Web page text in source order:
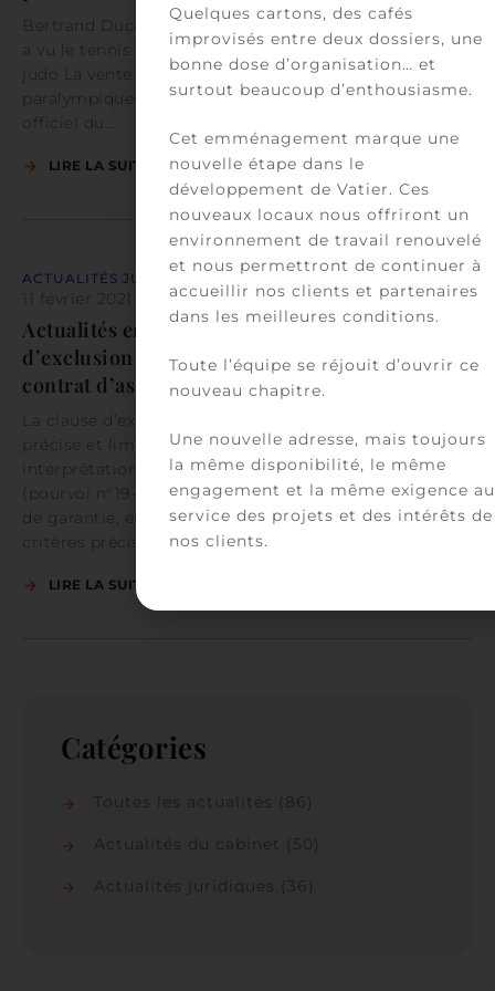
Bertrand Ducasse, Avocat T’as voulu voir la boxe et on
a vu le tennis T’as voulu voir la course, et on a vu le
judo La vente des billets pour les jeux olympiques et
paralympiques de Paris 2024 a commencé sur le site
officiel du…
LIRE LA SUITE
ACTUALITÉS JURIDIQUES
11 février 2021 parÉquipe Banque et assurance
Actualités en droit des assurances : clause
d’exclusion de garantie et action du tiers à un
contrat d’assurance
La clause d’exclusion de garantie doit être formelle,
précise et limitée et ne doit pas être sujette à
interprétation Cass. civ. 2ème, 26 novembre 2020
(pourvoi n°19-16.435) – Publié Une clause d’exclusion
de garantie, en ce qu’elle ne se réfère pas à des
critères précis…
LIRE LA SUITE
Catégories
Toutes les actualités (86)
Actualités du cabinet (50)
Actualités juridiques (36)
Quelques cartons, des cafés
improvisés entre deux dossiers, une
bonne dose d’organisation… et
surtout beaucoup d’enthousiasme.
Cet emménagement marque une
nouvelle étape dans le
développement de Vatier. Ces
nouveaux locaux nous offriront un
environnement de travail renouvelé
et nous permettront de continuer à
accueillir nos clients et partenaires
dans les meilleures conditions.
Toute l’équipe se réjouit d’ouvrir ce
nouveau chapitre.
Une nouvelle adresse, mais toujours
la même disponibilité, le même
engagement et la même exigence au
service des projets et des intérêts de
nos clients.